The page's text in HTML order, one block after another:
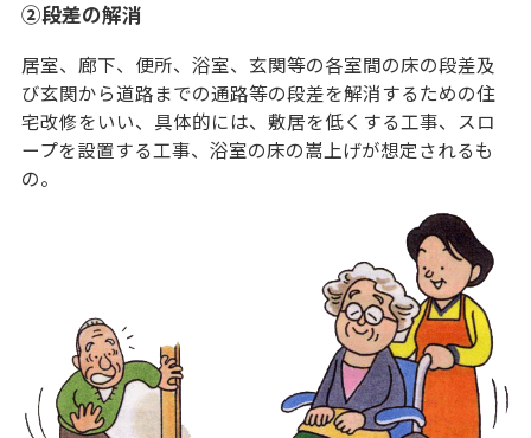
​②段差の解消
居室、廊下、便所、浴室、玄関等の各室間の床の段差及
び玄関から道路までの通路等の段差を解消するための住
宅改修をいい、具体的には、敷居を低くする工事、スロ
ープを設置する工事、浴室の床の嵩上げが想定されるも
の。